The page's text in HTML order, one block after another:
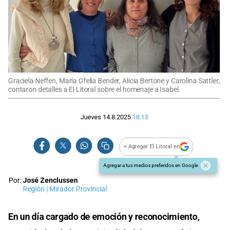
Graciela Neffen, María Ofelia Bender, Alicia Bertone y Carolina Sattler,
contaron detalles a El Litoral sobre el homenaje a Isabel.
Jueves 14.8.2025 18:13
+ Agregar El Litoral en
Agregar a tus medios preferidos en Google
Por:José Zenclussen
Región | Mirador Provincial
En un día cargado de emoción y reconocimiento,